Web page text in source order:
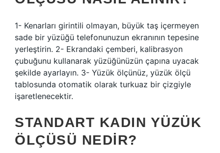
1- Kenarları girintili olmayan, büyük taş içermeyen
sade bir yüzüğü telefonunuzun ekranının tepesine
yerleştirin. 2- Ekrandaki çemberi, kalibrasyon
çubuğunu kullanarak yüzüğünüzün çapına uyacak
şekilde ayarlayın. 3- Yüzük ölçünüz, yüzük ölçü
tablosunda otomatik olarak turkuaz bir çizgiyle
işaretlenecektir.
STANDART KADIN YÜZÜK
ÖLÇÜSÜ NEDIR?